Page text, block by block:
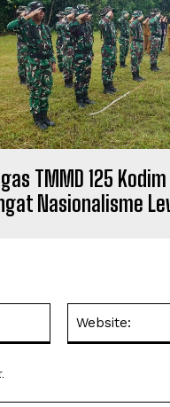
TMMD 125
Nasionalisme